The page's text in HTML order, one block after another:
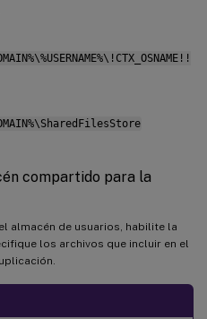
compartido para la
almacén de usuarios, habilite la
los archivos que incluir en el